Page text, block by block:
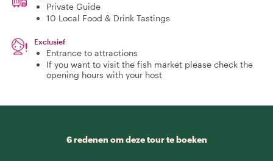
Private Guide
10 Local Food & Drink Tastings
Exclusief
Entrance to attractions
If you want to visit the fish market please check the
opening hours with your host
6 redenen om deze tour te boeken